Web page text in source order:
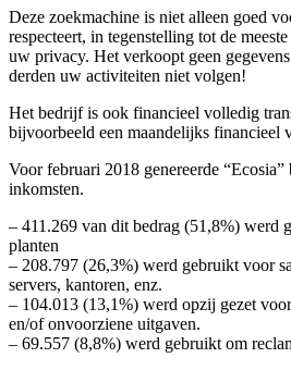
Deze zoekmachine is niet alleen goed
respecteert, in tegenstelling tot de
uw privacy. Het verkoopt geen
derden uw activiteiten niet volgen!
Het bedrijf is ook financieel volledig
bijvoorbeeld een maandelijks financieel
Voor februari 2018 genereerde
inkomsten.
– 411.269 van dit bedrag (51,8%) werd
planten
– 208.797 (26,3%) werd gebruikt voor
servers, kantoren, enz.
– 104.013 (13,1%) werd opzij gezet
en/of onvoorziene uitgaven.
– 69.557 (8,8%) werd gebruikt om